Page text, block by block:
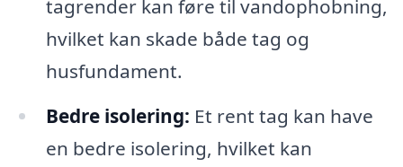
tagrender kan føre til vandophobning,
hvilket kan skade både tag og
husfundament.
Bedre isolering: Et rent tag kan have
en bedre isolering, hvilket kan